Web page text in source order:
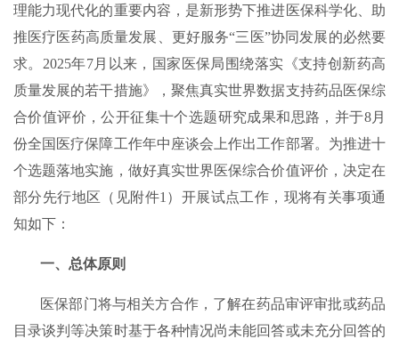
理能力现代化的重要内容，是新形势下推进医保科学化、助
推医疗医药高质量发展、更好服务“三医”协同发展的必然要
求。2025年7月以来，国家医保局围绕落实《支持创新药高
质量发展的若干措施》，聚焦真实世界数据支持药品医保综
合价值评价，公开征集十个选题研究成果和思路，并于8月
份全国医疗保障工作年中座谈会上作出工作部署。为推进十
个选题落地实施，做好真实世界医保综合价值评价，决定在
部分先行地区（见附件1）开展试点工作，现将有关事项通
知如下：
一、总体原则
医保部门将与相关方合作，了解在药品审评审批或药品
目录谈判等决策时基于各种情况尚未能回答或未充分回答的